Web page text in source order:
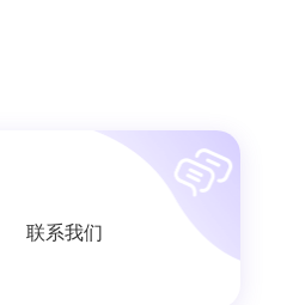
联系我们